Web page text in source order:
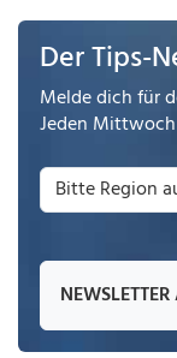
Der Tips-
Melde dich für
Jeden Mittwoch